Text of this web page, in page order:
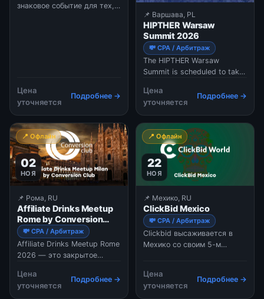
знаковое событие для тех,
напрямую сотрудничать с
создателями контента, как
ИИ меняет закупку трафика
и какие новые модели
оплаты (CPA, RevShare)
наиболее эффективны в
условиях меняющегося
законодательства о защите
...
Цена
уточняется
Подробнее →
📌 Варшава, PL
HIPTHER Warsaw
Summit 2026
💸 CPA / Арбитраж
The HIPTHER Warsaw
Summit is scheduled to take
Warsaw in Poland, bringing
together over 200 attendees
Featuring 60+ expert
speakers, and
representatives from more
than 20 countries, the event
serves as the main meeting
p
Цена
уточняется
Подробнее →
📍 Офлайн
02
НОЯ
📌 Рома, RU
Affiliate Drinks Meetup
Rome by Conversion
Club
💸 CPA / Арбитраж
Affiliate Drinks Meetup Rome
2026 — это закрытое
профессионалов в сфере
партнерского маркетинга,
Цена
уточняется
Подробнее →
📍 Офлайн
22
НОЯ
📌 Мехико, RU
ClickBid Mexico
💸 CPA / Арбитраж
Clickbid высаживается в
Мехико со своим 5-м
ROMA Rooftop с
захватывающим
Цена
уточняется
Подробнее →